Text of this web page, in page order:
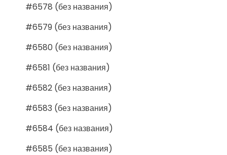
#6578 (без названия)
#6579 (без названия)
#6580 (без названия)
#6581 (без названия)
#6582 (без названия)
#6583 (без названия)
#6584 (без названия)
#6585 (без названия)